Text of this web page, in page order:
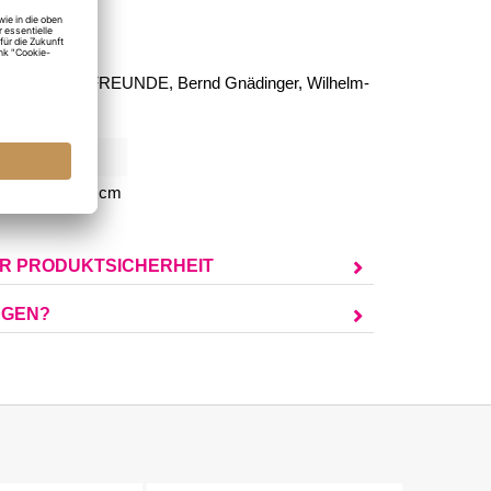
FÜR FREUNDE, Bernd Gnädinger, Wilhelm-
cm, H 13,5 cm
PRODUKTSICHERHEIT